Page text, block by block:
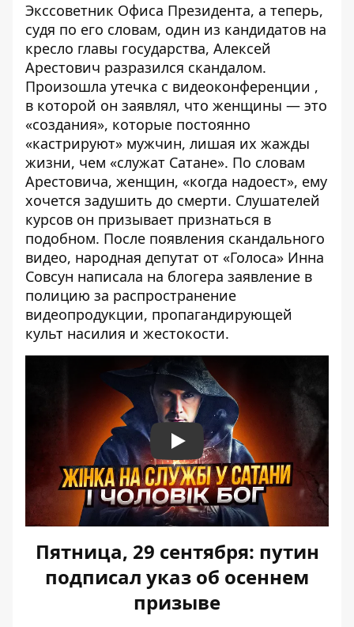
Экссоветник Офиса Президента, а теперь,
судя по его словам, один из кандидатов на
кресло главы государства, Алексей
Арестович разразился скандалом.
Произошла утечка с видеоконференции ,
в которой он заявлял, что женщины — это
«создания», которые постоянно
«кастрируют» мужчин, лишая их жажды
жизни, чем «служат Сатане». По словам
Арестовича, женщин, «когда надоест», ему
хочется задушить до смерти. Слушателей
курсов он призывает признаться в
подобном. После появления скандального
видео, народная депутат от «Голоса» Инна
Совсун написала на блогера заявление в
полицию за распространение
видеопродукции, пропагандирующей
культ насилия и жестокости.
Play
Пятница, 29 сентября: путин
подписал указ об осеннем
призыве